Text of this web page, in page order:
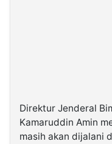
Direktur Jenderal
Kamaruddin Amin
masih akan dijalani